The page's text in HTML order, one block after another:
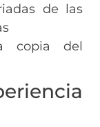
de las
copia del